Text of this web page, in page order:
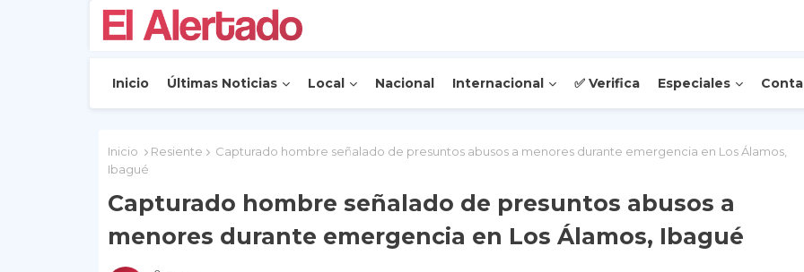
Inicio Últimas Noticias Local Nacional Internacional ✅ Verifica Especiales
Inicio Resiente
Capturado hombre señalado de presuntos abusos a menores durante emergencia en Los Álamos,
Ibagué
Capturado hombre señalado de presuntos abusos a
menores durante emergencia en Los Álamos, Ibagué